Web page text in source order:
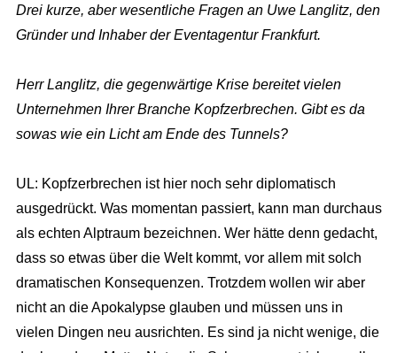
Drei kurze, aber wesentliche Fragen an Uwe Langlitz, den
Gründer und Inhaber der Eventagentur Frankfurt.
Herr Langlitz, die gegenwärtige Krise bereitet vielen
Unternehmen Ihrer Branche Kopfzerbrechen. Gibt es da
sowas wie ein Licht am Ende des Tunnels?
UL: Kopfzerbrechen ist hier noch sehr diplomatisch
ausgedrückt. Was momentan passiert, kann man durchaus
als echten Alptraum bezeichnen. Wer hätte denn gedacht,
dass so etwas über die Welt kommt, vor allem mit solch
dramatischen Konsequenzen. Trotzdem wollen wir aber
nicht an die Apokalypse glauben und müssen uns in
vielen Dingen neu ausrichten. Es sind ja nicht wenige, die